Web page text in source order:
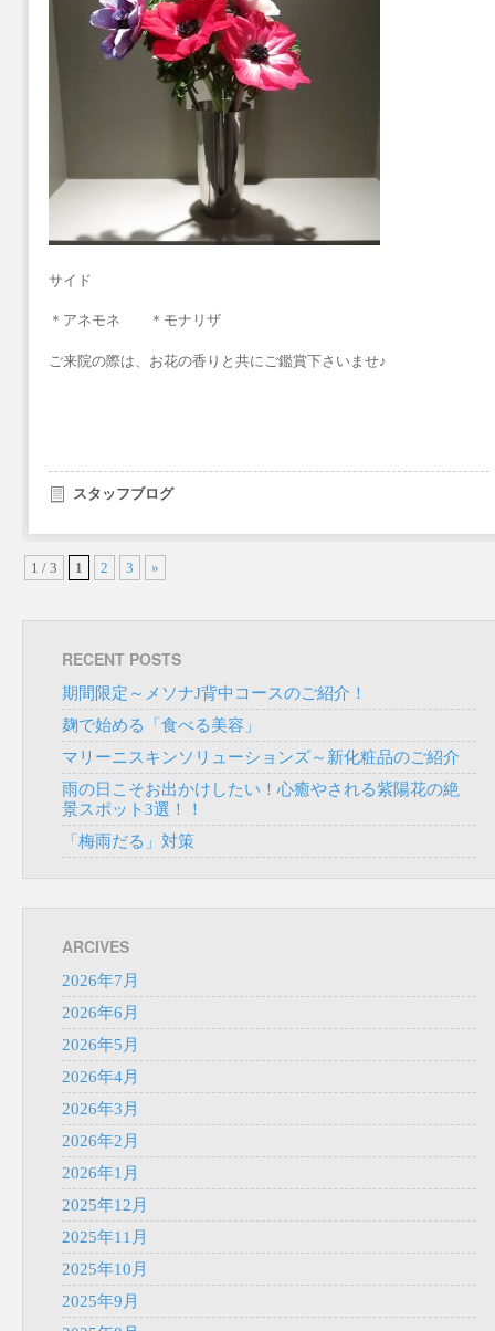
サイド
＊アネモネ ＊モナリザ
ご来院の際は、お花の香りと共にご鑑賞下さいませ♪
スタッフブログ
1 / 3 1 2 3 »
RECENT POSTS
期間限定～メソナJ背中コースのご紹介！
麹で始める「食べる美容」
マリーニスキンソリューションズ～新化粧品のご紹介
雨の日こそお出かけしたい！心癒やされる紫陽花の絶
景スポット3選！！
「梅雨だる」対策
ARCIVES
2026年7月
2026年6月
2026年5月
2026年4月
2026年3月
2026年2月
2026年1月
2025年12月
2025年11月
2025年10月
2025年9月